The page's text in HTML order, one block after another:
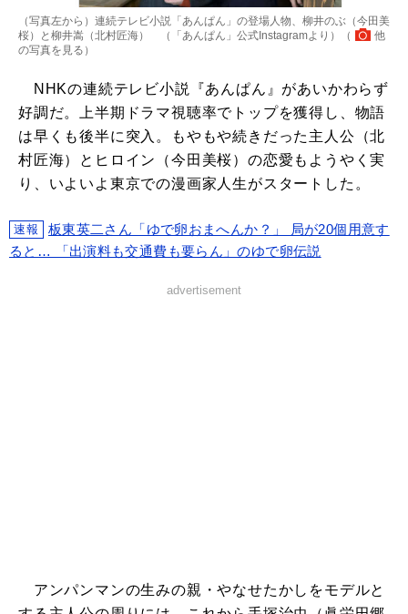
（写真左から）連続テレビ小説「あんぱん」の登場人物、柳井のぶ（今田美
桜）と柳井嵩（北村匠海） （「あんぱん」公式Instagramより）（
他
の写真を見る ）
NHKの連続テレビ小説『あんぱん』があいかわらず
好調だ。上半期ドラマ視聴率でトップを獲得し、物語
は早くも後半に突入。もやもや続きだった主人公（北
村匠海）とヒロイン（今田美桜）の恋愛もようやく実
り、いよいよ東京での漫画家人生がスタートした。
速報
板東英二さん「ゆで卵おまへんか？」 局が20個用意す
ると… 「出演料も交通費も要らん」のゆで卵伝説
advertisement
アンパンマンの生みの親・やなせたかしをモデルと